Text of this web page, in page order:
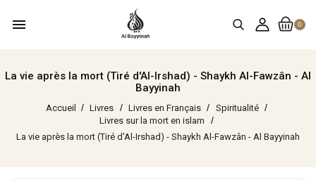
0
menu
La vie après la mort (Tiré d'Al-Irshad) - Shaykh Al-Fawzân - Al
Bayyinah
Accueil Livres Livres en Français
Spiritualité
Livres sur la mort en islam
La vie après la mort (Tiré d'Al-Irshad) - Shaykh Al-Fawzân - Al Bayyinah